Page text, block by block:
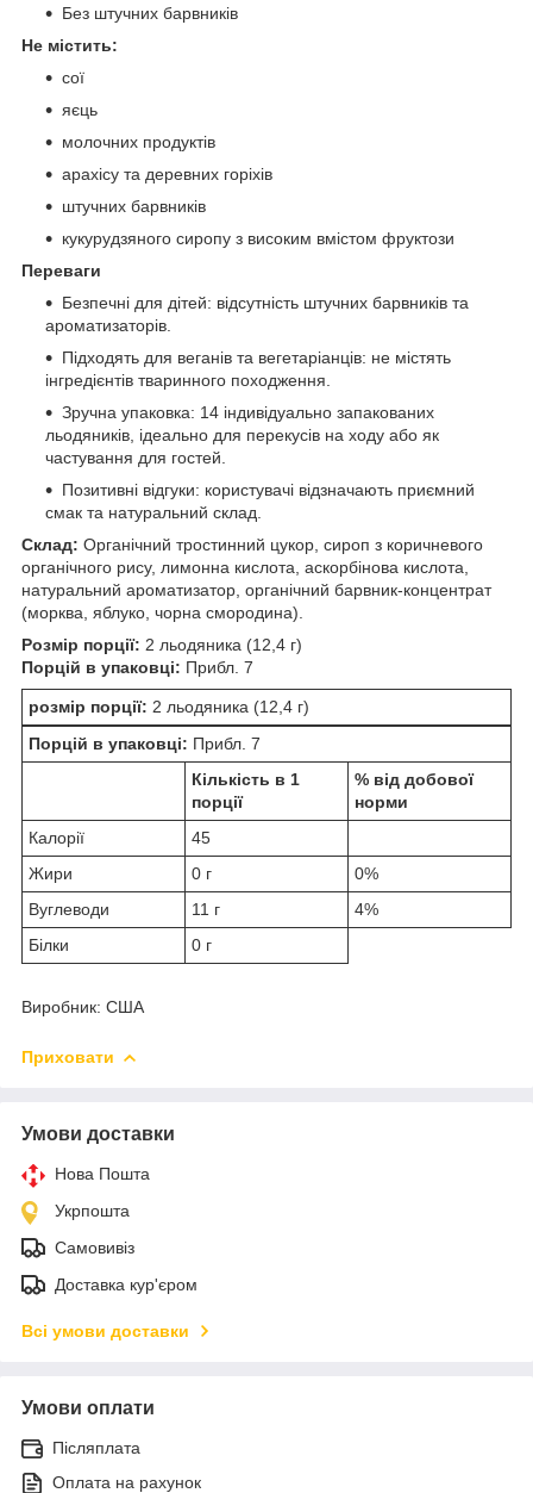
Без штучних барвників
Не містить:
сої
яєць
молочних продуктів
арахісу та деревних горіхів
штучних барвників
кукурудзяного сиропу з високим вмістом фруктози
Переваги
Безпечні для дітей: відсутність штучних барвників та
ароматизаторів.
Підходять для веганів та вегетаріанців: не містять
інгредієнтів тваринного походження.
Зручна упаковка: 14 індивідуально запакованих
льодяників, ідеально для перекусів на ходу або як
частування для гостей.
Позитивні відгуки: користувачі відзначають приємний
смак та натуральний склад.
Склад: Органічний тростинний цукор, сироп з коричневого
органічного рису, лимонна кислота, аскорбінова кислота,
натуральний ароматизатор, органічний барвник-концентрат
(морква, яблуко, чорна смородина).
Розмір порції: 2 льодяника (12,4 г)
Порцій в упаковці: Прибл. 7
розмір порції: 2 льодяника (12,4 г)
Порцій в упаковці: Прибл. 7
Кількість в 1
порції
% від добової
норми
Калорії
45
Жири
0 г
0%
Вуглеводи
11 г
4%
Білки
0 г
Виробник: США
Приховати
Умови доставки
Нова Пошта
Укрпошта
Самовивіз
Доставка кур'єром
Всі умови доставки
Умови оплати
Післяплата
Оплата на рахунок